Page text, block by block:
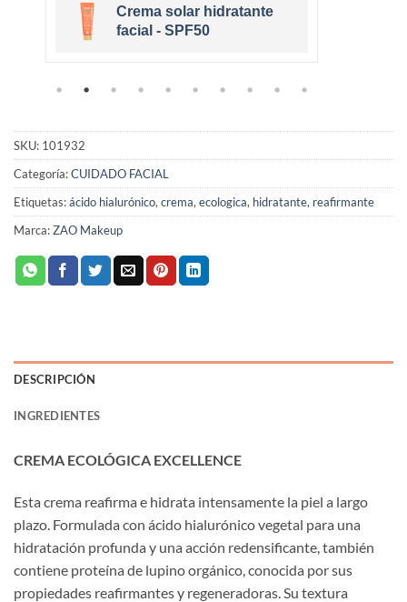
Crema solar hidratante
facial - SPF50
SKU: 101932
Categoría:CUIDADO FACIAL
Etiquetas:ácido hialurónico,crema,ecologica, hidratante, reafirmante
Marca:ZAO Makeup
DESCRIPCIÓN
INGREDIENTES
CREMA ECOLÓGICA EXCELLENCE
Esta crema reafirma e hidrata intensamente la piel a largo
plazo. Formulada con ácido hialurónico vegetal para una
hidratación profunda y una acción redensificante, también
contiene proteína de lupino orgánico, conocida por sus
propiedades reafirmantes y regeneradoras. Su textura